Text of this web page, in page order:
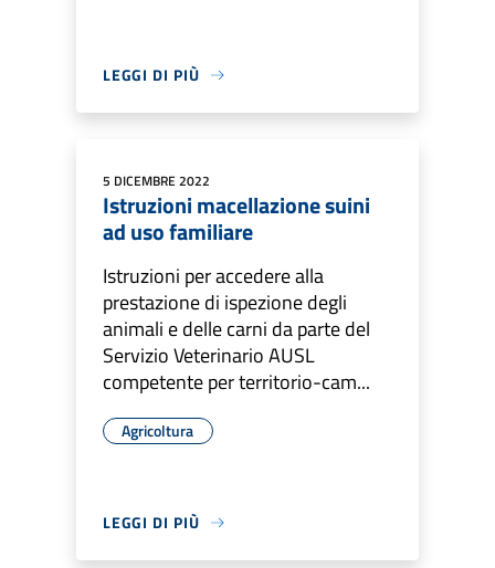
LEGGI DI PIÙ
5 DICEMBRE 2022
Istruzioni macellazione suini
ad uso familiare
Istruzioni per accedere alla
prestazione di ispezione degli
animali e delle carni da parte del
Servizio Veterinario AUSL
competente per territorio-cam...
Agricoltura
LEGGI DI PIÙ